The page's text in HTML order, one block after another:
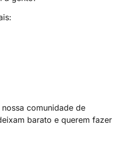
comunidade de
barato e querem fazer